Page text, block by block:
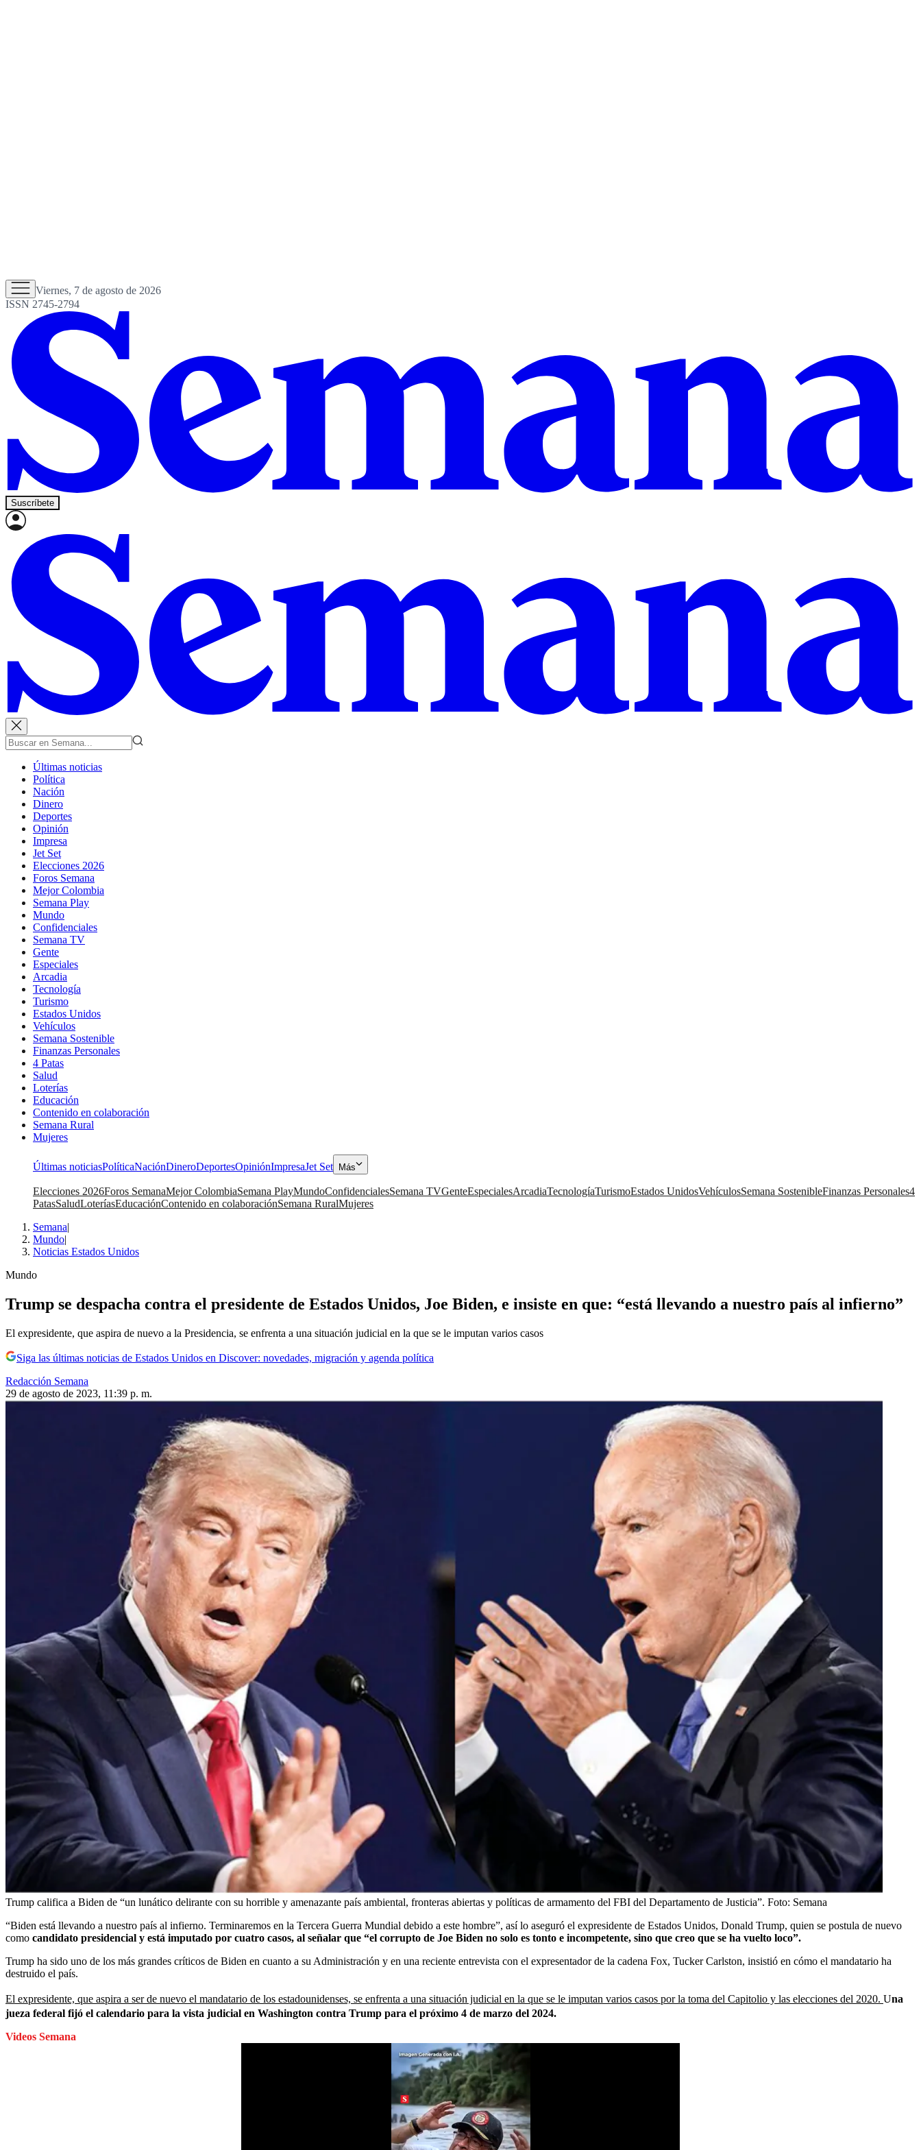
Viernes, 7 de agosto de 2026
ISSN 2745-2794
Suscríbete
Últimas noticias
Política
Nación
Dinero
Deportes
Opinión
Impresa
Jet Set
Elecciones 2026
Foros Semana
Mejor Colombia
Semana Play
Mundo
Confidenciales
Semana TV
Gente
Especiales
Arcadia
Tecnología
Turismo
Estados Unidos
Vehículos
Semana Sostenible
Finanzas Personales
4 Patas
Salud
Loterías
Educación
Contenido en colaboración
Semana Rural
Mujeres
Últimas noticiasPolíticaNaciónDineroDeportesOpiniónImpresaJet Set Más
Elecciones 2026Foros SemanaMejor ColombiaSemana PlayMundoConfidencialesSemana TVGenteEspecialesArcadiaTecnologíaTurismoEstados UnidosVehículosSemana SostenibleFinanzas Personales4
PatasSaludLoteríasEducaciónContenido en colaboraciónSemana RuralMujeres
Semana|
Mundo|
Noticias Estados Unidos
Mundo
Trump se despacha contra el presidente de Estados Unidos, Joe Biden, e insiste en que: “está llevando a nuestro país al infierno”
El expresidente, que aspira de nuevo a la Presidencia, se enfrenta a una situación judicial en la que se le imputan varios casos
Siga las últimas noticias de Estados Unidos en Discover: novedades, migración y agenda política
Redacción Semana
29 de agosto de 2023, 11:39 p. m.
Trump califica a Biden de “un lunático delirante con su horrible y amenazante país ambiental, fronteras abiertas y políticas de armamento del FBI del Departamento de Justicia”. Foto: Semana
“Biden está llevando a nuestro país al infierno. Terminaremos en la Tercera Guerra Mundial debido a este hombre”, así lo aseguró el expresidente de Estados Unidos, Donald Trump, quien se postula de nuevo
como candidato presidencial y está imputado por cuatro casos, al señalar que “el corrupto de Joe Biden no solo es tonto e incompetente, sino que creo que se ha vuelto loco”.
Trump ha sido uno de los más grandes críticos de Biden en cuanto a su Administración y en una reciente entrevista con el expresentador de la cadena Fox, Tucker Carlston, insistió en cómo el mandatario ha
destruido el país.
El expresidente, que aspira a ser de nuevo el mandatario de los estadounidenses, se enfrenta a una situación judicial en la que se le imputan varios casos por la toma del Capitolio y las elecciones del 2020. Una
jueza federal fijó el calendario para la vista judicial en Washington contra Trump para el próximo 4 de marzo del 2024.
Videos Semana